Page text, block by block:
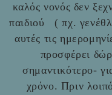
καλός νονός δεν
παιδιού ( πχ.
αυτές τις
προσφέρει
σημαντικότερο-
χρόνο. Πριν